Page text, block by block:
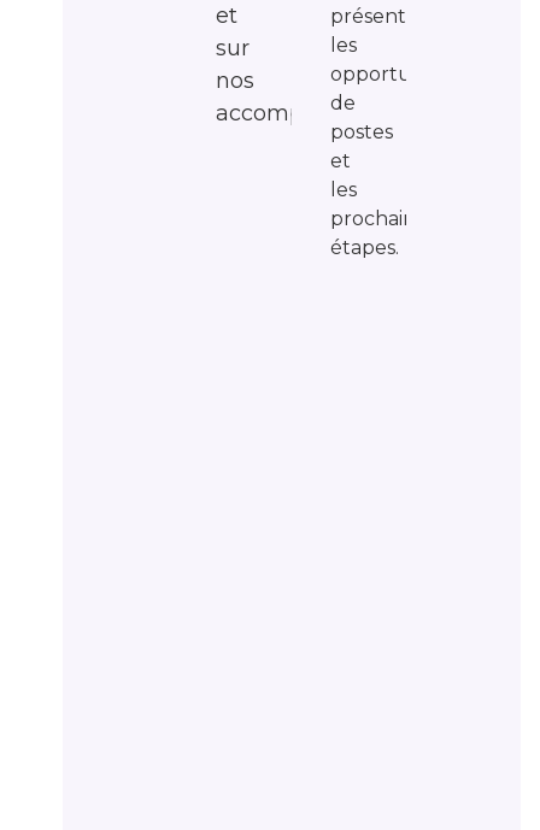
et
sur
nos
accompagnements.
présentons
les
opportunités
de
postes
et
les
prochaines
étapes.